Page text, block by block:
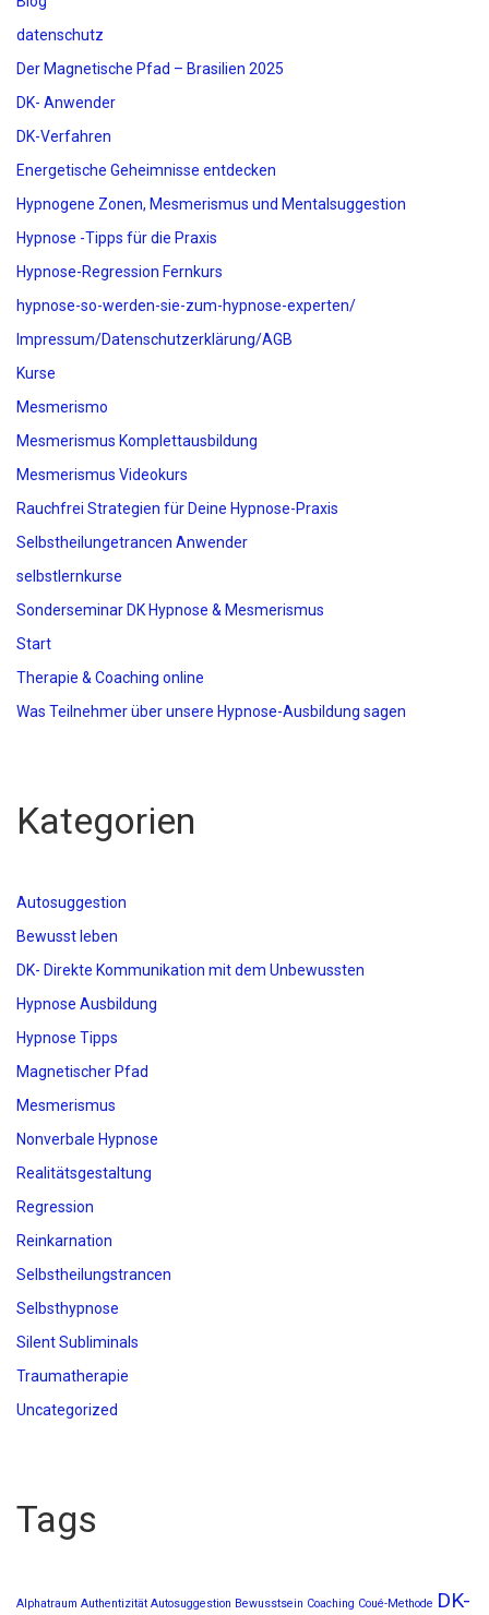
datenschutz
Der Magnetische Pfad – Brasilien 2025
DK- Anwender
DK-Verfahren
Energetische Geheimnisse entdecken
Hypnogene Zonen, Mesmerismus und Mentalsuggestion
Hypnose -Tipps für die Praxis
Hypnose-Regression Fernkurs
hypnose-so-werden-sie-zum-hypnose-experten/
Impressum/Datenschutzerklärung/AGB
Kurse
Mesmerismo
Mesmerismus Komplettausbildung
Mesmerismus Videokurs
Rauchfrei Strategien für Deine Hypnose-Praxis
Selbstheilungetrancen Anwender
selbstlernkurse
Sonderseminar DK Hypnose & Mesmerismus
Start
Therapie & Coaching online
Was Teilnehmer über unsere Hypnose-Ausbildung sagen
Kategorien
Autosuggestion
Bewusst leben
DK- Direkte Kommunikation mit dem Unbewussten
Hypnose Ausbildung
Hypnose Tipps
Magnetischer Pfad
Mesmerismus
Nonverbale Hypnose
Realitätsgestaltung
Regression
Reinkarnation
Selbstheilungstrancen
Selbsthypnose
Silent Subliminals
Traumatherapie
Uncategorized
Tags
Alphatraum Authentizität Autosuggestion Bewusstsein Coaching Coué-Methode DK-